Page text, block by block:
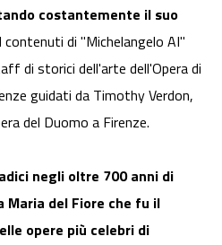
costantemente il suo
contenuti di "Michelangelo AI"
di storici dell'arte dell'Opera di
guidati da Timothy Verdon,
del Duomo a Firenze.
negli oltre 700 anni di
Maria del Fiore che fu il
opere più celebri di